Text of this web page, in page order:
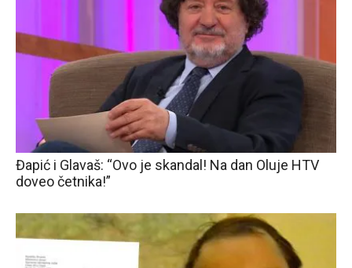
Đapić i Glavaš: “Ovo je skandal! Na dan Oluje HTV
doveo četnika!”